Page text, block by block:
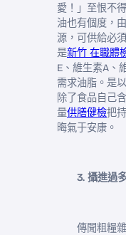
愛！」至恨不
油也有個度，
源，可供給必
是新竹 在職體
E、維生素A、
需求油脂。是
除了食品自己
量供膳健檢把
晦氣于安康。
3. 攝進過多
傳聞粗糧雜